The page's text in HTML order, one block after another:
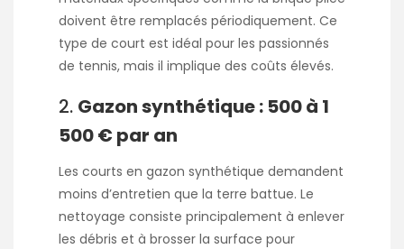
doivent être remplacés périodiquement. Ce
type de court est idéal pour les passionnés
de tennis, mais il implique des coûts élevés.
2. Gazon synthétique : 500 à 1
500 € par an
Les courts en gazon synthétique demandent
moins d’entretien que la terre battue. Le
nettoyage consiste principalement à enlever
les débris et à brosser la surface pour